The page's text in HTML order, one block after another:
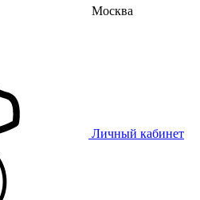
Москва
Личный кабинет